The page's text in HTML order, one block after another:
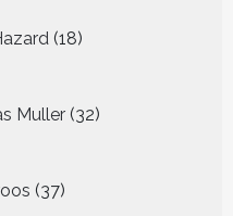
18
producten
Muller 32
producten
37
producten